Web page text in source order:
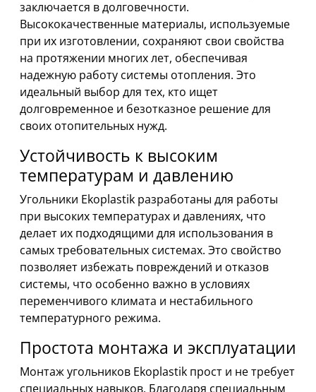
заключается в долговечности.
Высококачественные материалы, используемые
при их изготовлении, сохраняют свои свойства
на протяжении многих лет, обеспечивая
надежную работу системы отопления. Это
идеальный выбор для тех, кто ищет
долговременное и безотказное решение для
своих отопительных нужд.
Устойчивость к высоким
температурам и давлению
Угольники Ekoplastik разработаны для работы
при высоких температурах и давлениях, что
делает их подходящими для использования в
самых требовательных системах. Это свойство
позволяет избежать повреждений и отказов
системы, что особенно важно в условиях
переменчивого климата и нестабильного
температурного режима.
Простота монтажа и эксплуатации
Монтаж угольников Ekoplastik прост и не требует
специальных навыков. Благодаря специальным